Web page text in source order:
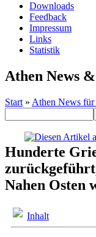
Downloads
Feedback
Impressum
Links
Statistik
Athen News
Start » Athen News für
Hunderte
Nahen Osten
Inhalt